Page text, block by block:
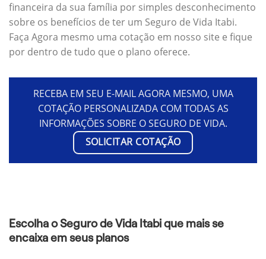
financeira da sua família por simples desconhecimento
sobre os benefícios de ter um Seguro de Vida Itabi.
Faça Agora mesmo uma cotação em nosso site e fique
por dentro de tudo que o plano oferece.
RECEBA EM SEU E-MAIL AGORA MESMO, UMA
COTAÇÃO PERSONALIZADA COM TODAS AS
INFORMAÇÕES SOBRE O SEGURO DE VIDA.
SOLICITAR COTAÇÃO
Escolha o Seguro de Vida Itabi que mais se
encaixa em seus planos